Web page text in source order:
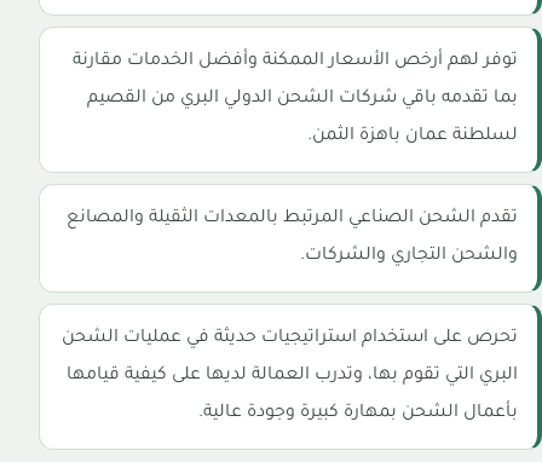
توفر لهم أرخص الأسعار الممكنة وأفضل الخدمات مقارنة
بما تقدمه باقي شركات الشحن الدولي البري من القصيم
لسلطنة عمان باهزة الثمن.
تقدم الشحن الصناعي المرتبط بالمعدات الثقيلة والمصانع
والشحن التجاري والشركات.
تحرص على استخدام استراتيجيات حديثة في عمليات الشحن
البري التي تقوم بها، وتدرب العمالة لديها على كيفية قيامها
بأعمال الشحن بمهارة كبيرة وجودة عالية.